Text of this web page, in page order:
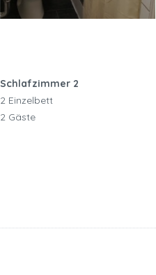
Schlafzimmer 2
2 Einzelbett
2 Gäste